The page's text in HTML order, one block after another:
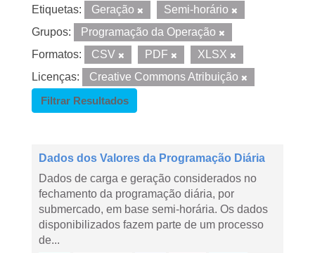
Etiquetas: Geração
Semi-horário
Grupos:
Programação da Operação
Formatos:
CSV PDF
XLSX
Licenças:
Creative Commons Atribuição
Filtrar Resultados
Dados dos Valores da Programação Diária
Dados de carga e geração considerados no
fechamento da programação diária, por
submercado, em base semi-horária. Os dados
disponibilizados fazem parte de um processo
de...